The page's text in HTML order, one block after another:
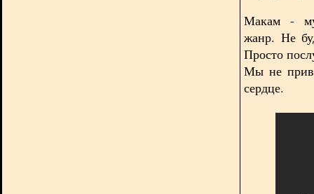
Макам -
жанр. Не
Просто
Мы не
сердце.